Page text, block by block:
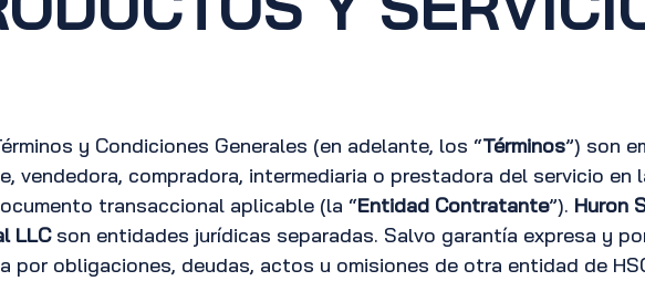
y Condiciones Generales (en adelante, los “Términos”) son
vendedora, compradora, intermediaria o prestadora del servicio en
transaccional aplicable (la “Entidad Contratante”). Huron
LLC son entidades jurídicas separadas. Salvo garantía expresa y
por obligaciones, deudas, actos u omisiones de otra entidad de